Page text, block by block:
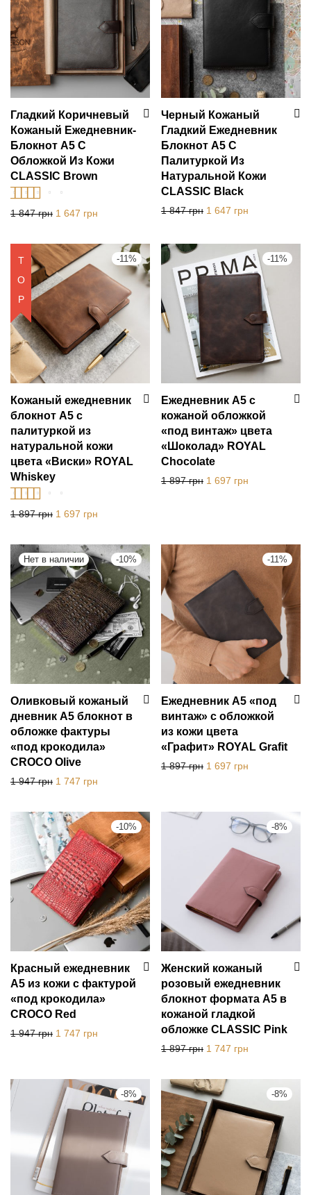
Игрушки
Деревянные коробки
Гладкий Коричневый
Кожаный Ежедневник-
Блокнот А5 С
Обложкой Из Кожи
CLASSIC Brown
Оценка5.00 из
1 847грн Первоначальная цена составляла 1 847 грн.
1 647 грн Текущая цена: 1 647 грн.
Черный Кожаный
Гладкий Ежедневник
Блокнот А5 С
Палитуркой Из
Натуральной Кожи
CLASSIC Black
1 847грн Первоначальная цена
1 647 грн
-11%
T
O
P
Кожаный ежедневник
блокнот А5 с
палитуркой из
натуральной кожи
цвета «Виски» ROYAL
Whiskey
Оценка5.00 из
1 897грн Первоначальная цена составляла 1 897 грн.
1 697 грн
-11%
Ежедневник А5 с
кожаной обложкой
«под винтаж» цвета
«Шоколад» ROYAL
Chocolate
1 897грн Первоначальная цена
1 697 грн
-10%
Оливковый кожаный
дневник А5 блокнот в
обложке фактуры
«под крокодила»
CROCO Olive
1 947грн Первоначальная цена составляла 1 947 грн.
1 747 грн
-11%
Ежедневник А5 «под
винтаж» с обложкой
из кожи цвета
«Графит» ROYAL Grafit
1 897грн Первоначальная цена
1 697 грн
-10%
Красный ежедневник
А5 из кожи с фактурой
«под крокодила»
CROCO Red
1 947грн Первоначальная цена составляла 1 947 грн.
1 747 грн Текущая цена: 1 747 грн.
-8%
Женский кожаный
розовый ежедневник
блокнот формата А5 в
кожаной гладкой
обложке CLASSIC Pink
1 897грн Первоначальная цена
1 747 грн
-8% -8%